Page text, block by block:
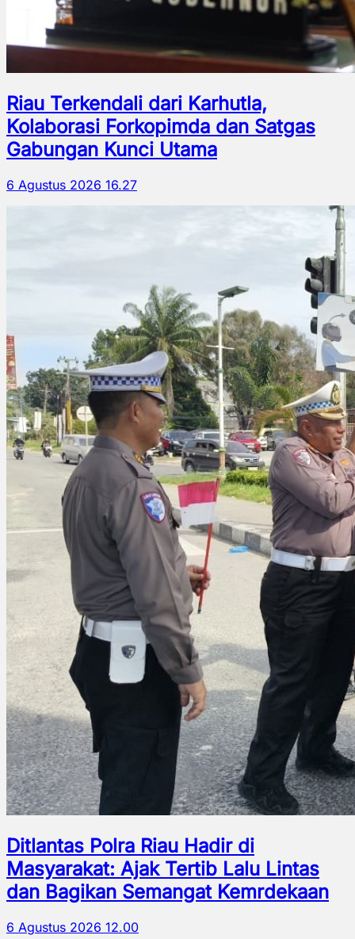
Riau Terkendali dari Karhutla,
Kolaborasi Forkopimda dan Satgas
Gabungan Kunci Utama
6 Agustus 2026 16.27
Ditlantas Polra Riau Hadir di
Masyarakat: Ajak Tertib Lalu Lintas
dan Bagikan Semangat Kemrdekaan
6 Agustus 2026 12.00